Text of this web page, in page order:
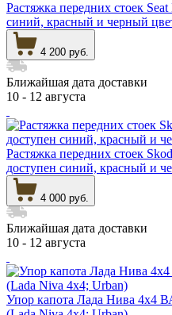
Растяжка передних стоек
синий, красный и черный
4 200 руб.
Ближайшая дата доставки
10 - 12 августа
Растяжка передних стоек
доступен синий, красный и
4 000 руб.
Ближайшая дата доставки
10 - 12 августа
Упор капота Лада Нива 4х4